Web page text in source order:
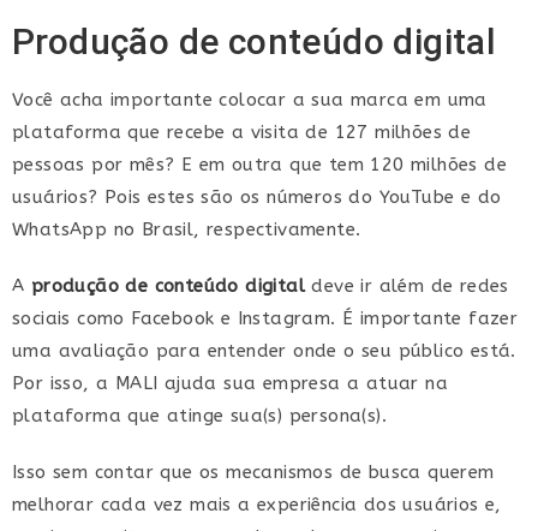
Produção de conteúdo digital
Você acha importante colocar a sua marca em uma
plataforma que recebe a visita de 127 milhões de
pessoas por mês? E em outra que tem 120 milhões de
usuários? Pois estes são os números do YouTube e do
WhatsApp no Brasil, respectivamente.
A produção de conteúdo digitaldeve ir além de redes
sociais como Facebook e Instagram. É importante fazer
uma avaliação para entender onde o seu público está.
Por isso, a MALI ajuda sua empresa a atuar na
plataforma que atinge sua(s) persona(s).
Isso sem contar que os mecanismos de busca querem
melhorar cada vez mais a experiência dos usuários e,